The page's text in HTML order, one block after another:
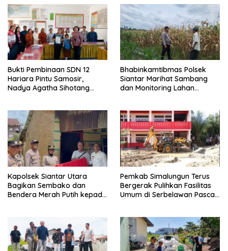
Bukti Pembinaan SDN 12
Hariara Pintu Samosir,
Nadya Agatha Sihotang
Bhabinkamtibmas Polsek
Siantar Marihat Sambang
dan Monitoring Lahan
Kapolsek Siantar Utara
Bagikan Sembako dan
Bendera Merah Putih kepada
Pemkab Simalungun Terus
Bergerak Pulihkan Fasilitas
Umum di Serbelawan Pasca